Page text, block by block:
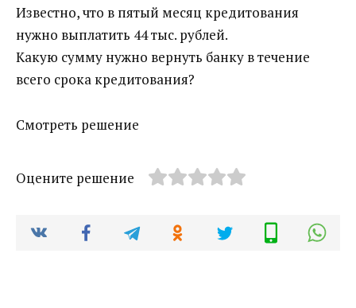
Известно, что в пятый месяц кредитования
нужно выплатить 44 тыс. рублей.
Какую сумму нужно вернуть банку в течение
всего срока кредитования?
Смотреть решение
Оцените решение